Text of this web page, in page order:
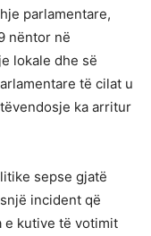
parlamentare,
nëntor në
lokale dhe së
të cilat u
ka arritur
sepse gjatë
incident që
e kutive të votimit